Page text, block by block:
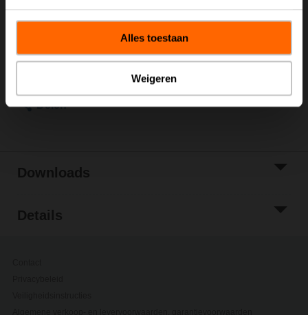
Alles toestaan
Weigeren
Brutoprijs
€ 483,00
winkelwagen
Toevoegen aan
Delen
Downloads
Details